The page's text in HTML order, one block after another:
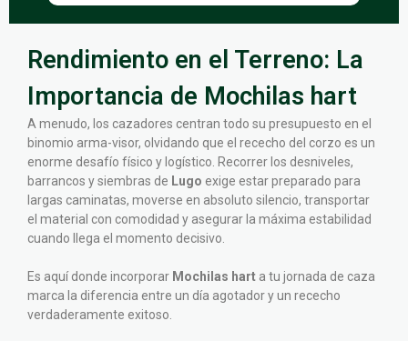
Rendimiento en el Terreno: La
Importancia de Mochilas hart
A menudo, los cazadores centran todo su presupuesto en el
binomio arma-visor, olvidando que el rececho del corzo es un
enorme desafío físico y logístico. Recorrer los desniveles,
barrancos y siembras de Lugo exige estar preparado para
largas caminatas, moverse en absoluto silencio, transportar
el material con comodidad y asegurar la máxima estabilidad
cuando llega el momento decisivo.
Es aquí donde incorporar Mochilas hart a tu jornada de caza
marca la diferencia entre un día agotador y un rececho
verdaderamente exitoso.